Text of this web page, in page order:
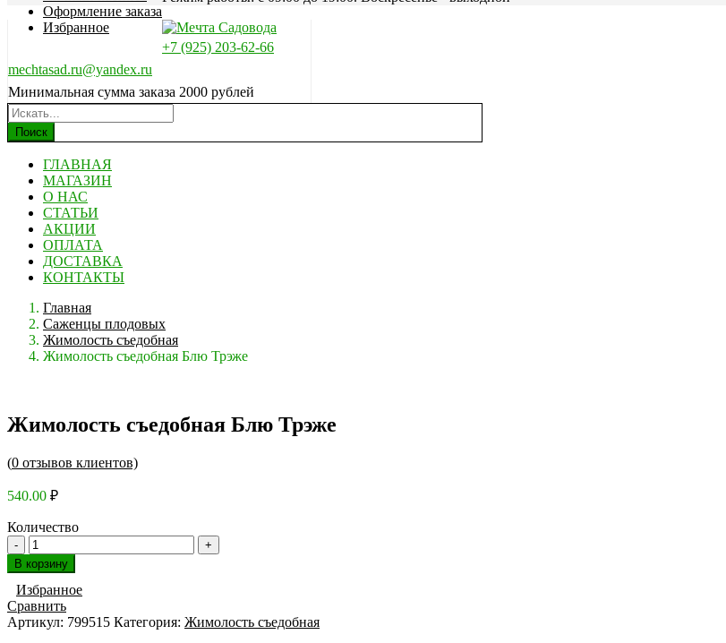
Оформление заказа
Избранное
+7 (925) 203-62-66
mechtasad.ru@yandex.ru
Минимальная сумма заказа 2000 рублей
Поиск
ГЛАВНАЯ
МАГАЗИН
О НАС
СТАТЬИ
АКЦИИ
ОПЛАТА
ДОСТАВКА
КОНТАКТЫ
Главная
Саженцы плодовых
Жимолость съедобная
Жимолость съедобная Блю Трэже
Жимолость съедобная Блю Трэже
(0 отзывов клиентов)
540.00 ₽
Количество
В корзину
Избранное
Сравнить
Артикул: 799515 Категория: Жимолость съедобная